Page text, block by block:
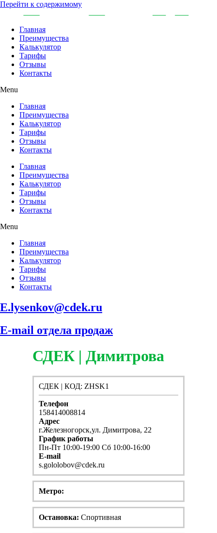
Перейти к содержимому
Главная
Преимущества
Калькулятор
Тарифы
Отзывы
Контакты
Menu
Главная
Преимущества
Калькулятор
Тарифы
Отзывы
Контакты
Главная
Преимущества
Калькулятор
Тарифы
Отзывы
Контакты
Menu
Главная
Преимущества
Калькулятор
Тарифы
Отзывы
Контакты
E.lysenkov@cdek.ru
E-mail отдела продаж
СДЕК | Димитрова
СДЕК | КОД: ZHSK1
Телефон
158414008814
Адрес
г.Железногорск,ул. Димитрова, 22
График работы
Пн-Пт 10:00-19:00 Сб 10:00-16:00
E-mail
s.gololobov@cdek.ru
Метро:
Остановка: Спортивная